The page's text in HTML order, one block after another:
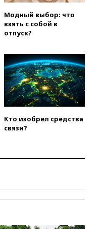
21:43Экс-
Верховного
согласился стать
Финляндия
экзамен для
на получение
Минобороны
упавший в стране
скорее всего,
на судно
«Газпром»: объем
европейских подземных
Модный выбор: что
взять с собой в
отпуск?
Кто изобрел средства
связи?